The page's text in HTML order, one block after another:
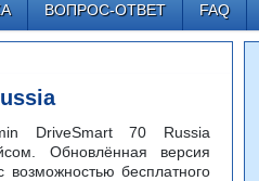
ВОПРОС-ОТВЕТ FAQ
DriveSmart 70 Russia
Обновлённая версия
возможностью бесплатного